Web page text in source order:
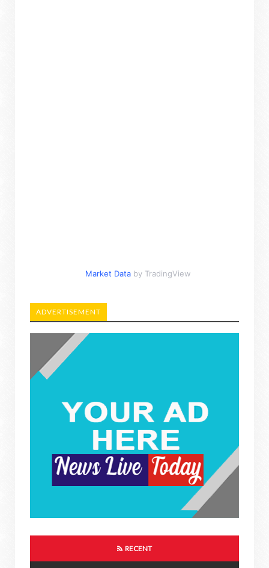
Market Data by TradingView
ADVERTISEMENT
RECENT